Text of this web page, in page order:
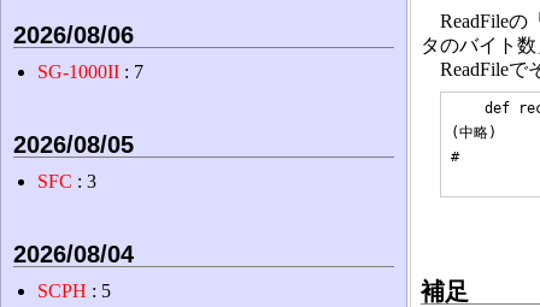
ReadFileの
タのバイト
ReadFileで
def
(中略)
#
補足
2026/08/06
SG-1000II : 7
2026/08/05
SFC : 3
2026/08/04
SCPH : 5